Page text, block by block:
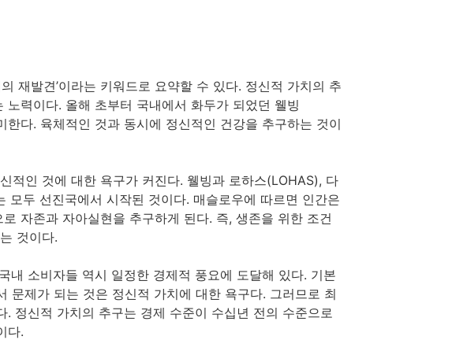
재발견’이라는 키워드로 요약할 수 있다. 정신적 가치의 추
력이다. 올해 초부터 국내에서 화두가 되었던 웰빙
다. 육체적인 것과 동시에 정신적인 건강을 추구하는 것이
적인 것에 대한 욕구가 커진다. 웰빙과 로하스(LOHAS), 다
두 선진국에서 시작된 것이다. 매슬로우에 따르면 인간은
자존과 자아실현을 추구하게 된다. 즉, 생존을 위한 조건
것이다.
내 소비자들 역시 일정한 경제적 풍요에 도달해 있다. 기본
문제가 되는 것은 정신적 가치에 대한 욕구다. 그러므로 최
정신적 가치의 추구는 경제 수준이 수십년 전의 수준으로
다.